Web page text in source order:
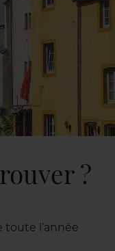
?
toute l’année